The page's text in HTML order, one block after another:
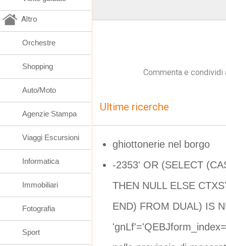
Commenta e
Ultime ricerche
ghiottonerie nel borgo
-2353' OR (SELECT
THEN NULL ELSE
END) FROM DUAL) IS
Altro
Orchestre
Shopping
Auto/Moto
Agenzie Stampa
Viaggi Escursioni
Informatica
Immobiliari
Fotografia
Sport